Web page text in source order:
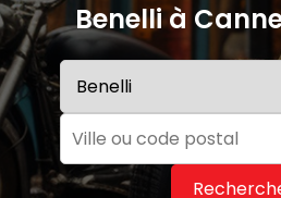
Benelli à